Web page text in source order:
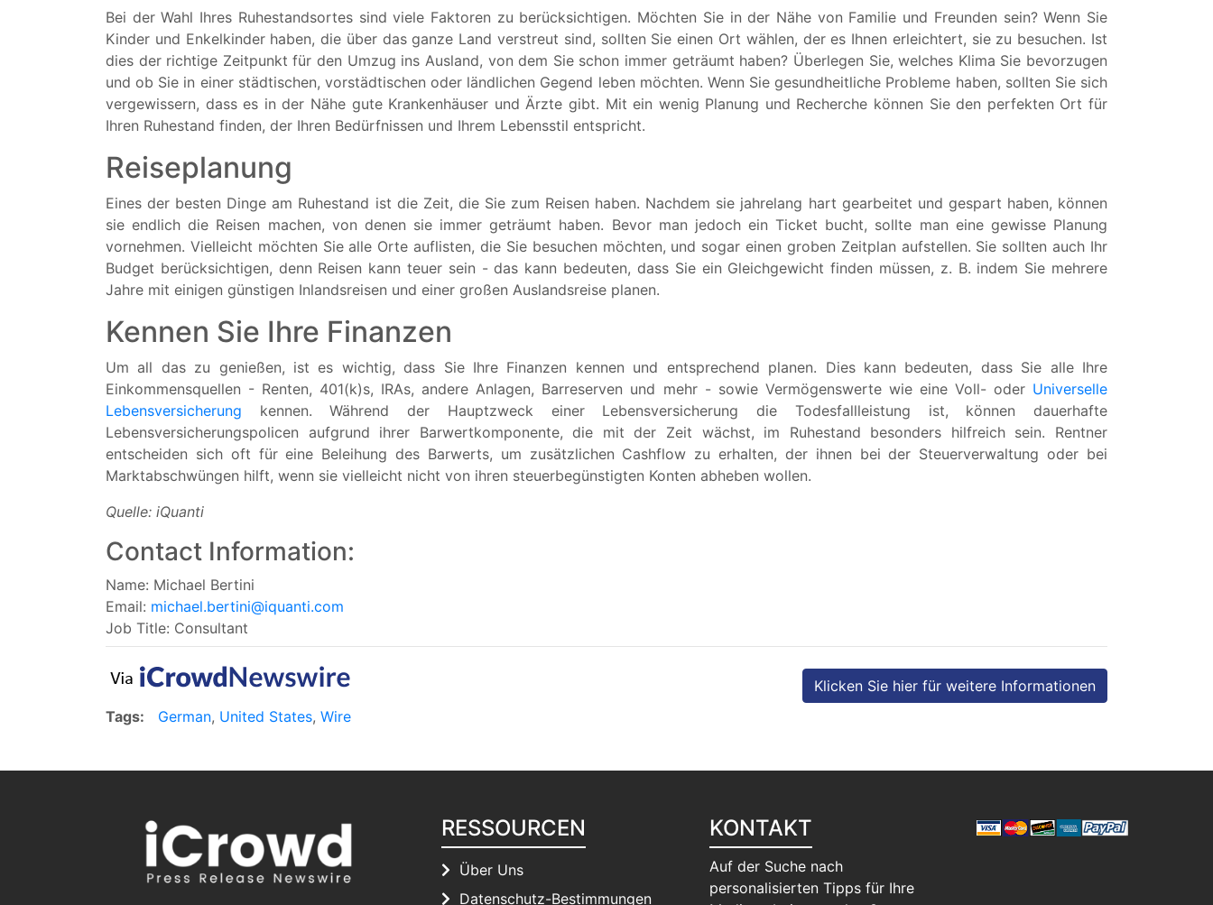
Bei der Wahl Ihres Ruhestandsortes sind viele Faktoren zu berücksichtigen. Möchten Sie in der Nähe von Familie und Freunden sein? Wenn Sie
Kinder und Enkelkinder haben, die über das ganze Land verstreut sind, sollten Sie einen Ort wählen, der es Ihnen erleichtert, sie zu besuchen. Ist
dies der richtige Zeitpunkt für den Umzug ins Ausland, von dem Sie schon immer geträumt haben? Überlegen Sie, welches Klima Sie bevorzugen
und ob Sie in einer städtischen, vorstädtischen oder ländlichen Gegend leben möchten. Wenn Sie gesundheitliche Probleme haben, sollten Sie sich
vergewissern, dass es in der Nähe gute Krankenhäuser und Ärzte gibt. Mit ein wenig Planung und Recherche können Sie den perfekten Ort für
Ihren Ruhestand finden, der Ihren Bedürfnissen und Ihrem Lebensstil entspricht.
Reiseplanung
Eines der besten Dinge am Ruhestand ist die Zeit, die Sie zum Reisen haben. Nachdem sie jahrelang hart gearbeitet und gespart haben, können
sie endlich die Reisen machen, von denen sie immer geträumt haben. Bevor man jedoch ein Ticket bucht, sollte man eine gewisse Planung
vornehmen. Vielleicht möchten Sie alle Orte auflisten, die Sie besuchen möchten, und sogar einen groben Zeitplan aufstellen. Sie sollten auch Ihr
Budget berücksichtigen, denn Reisen kann teuer sein - das kann bedeuten, dass Sie ein Gleichgewicht finden müssen, z. B. indem Sie mehrere
Jahre mit einigen günstigen Inlandsreisen und einer großen Auslandsreise planen.
Kennen Sie Ihre Finanzen
Um all das zu genießen, ist es wichtig, dass Sie Ihre Finanzen kennen und entsprechend planen. Dies kann bedeuten, dass Sie alle Ihre
Einkommensquellen - Renten, 401(k)s, IRAs, andere Anlagen, Barreserven und mehr - sowie Vermögenswerte wie eine Voll- oder Universelle
Lebensversicherung kennen. Während der Hauptzweck einer Lebensversicherung die Todesfallleistung ist, können dauerhafte
Lebensversicherungspolicen aufgrund ihrer Barwertkomponente, die mit der Zeit wächst, im Ruhestand besonders hilfreich sein. Rentner
entscheiden sich oft für eine Beleihung des Barwerts, um zusätzlichen Cashflow zu erhalten, der ihnen bei der Steuerverwaltung oder bei
Marktabschwüngen hilft, wenn sie vielleicht nicht von ihren steuerbegünstigten Konten abheben wollen.
Quelle: iQuanti
Contact Information:
Name: Michael Bertini
Email: michael.bertini@iquanti.com
Job Title: Consultant
Klicken Sie hier für weitere Informationen
Tags:
German, United States, Wire
RESSOURCEN
Über Uns
Datenschutz-Bestimmungen
KONTAKT
Auf der Suche nach
personalisierten Tipps für Ihre